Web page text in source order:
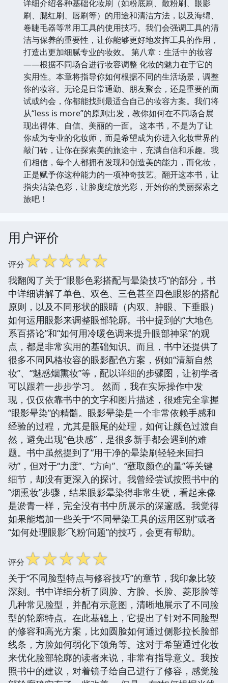
详细介绍各种基础化妆刷（如粉底刷、散粉刷、眼影
刷、腮红刷、唇刷等）的用途和清洁方法，以及海绵、
卷睫毛器等常用工具的使用技巧。我们会强调工具的清
洁与保养的重要性，让你能够更好地发挥工具的作用，
打造出更加细腻专业的妆效。 第八章：生活中的妆容
——根据不同场合进行妆容调整 化妆的魅力在于它的
实用性。本章将指导你如何根据不同的生活场景，调整
你的妆容。无论是日常通勤、朋友聚会，还是重要的面
试或约会，你都能找到最适合自己的妆容方案。我们将
从“less is more”的原则出发，教你如何在不同场合展
现出得体、自信、美丽的一面。 这本书，不是为了让
你成为专业的化妆师，而是希望成为你进入化妆世界的
敲门砖，让你在探索美的旅途中，充满自信和乐趣。我
们相信，每个人都拥有发现和创造美的能力，而化妆，
正是赋予你这种能力的一项神奇技艺。翻开这本书，让
指尖沾染色彩，让脸庞绽放光彩，开始你的美丽探索之
旅吧！
用户评价
评分☆☆☆☆☆
我翻阅了关于“眼影色彩搭配与晕染技巧”的部分，书
中详细讲解了单色、双色、三色甚至四色眼影的搭配
原则，以及不同形状的眼睛（内双、肿眼、下垂眼）
如何运用眼影来调整眼部轮廓。书中提到的“大地色
系百搭论”和“如何用冷暖色调来提升眼部神采”的观
点，都是非常实用的基础知识。而且，书中还提供了
很多不同风格妆容的眼影配色方案，例如“清新自然
妆”、“魅惑烟熏妆”等，配以详细的步骤图，让初学者
可以跟着一步步学习。 然而，我在实际操作中发
现，仅仅依靠书中的文字和图片描述，很难完全掌握
“眼影晕染”的精髓。眼影晕染是一个非常依赖手感和
经验的过程，尤其是眼尾的处理，如何让颜色过渡自
然，避免出现“色块感”，是很多新手都会遇到的难
题。书中虽然提到了“用干净的晕染刷轻轻来回扫
动”，但对于“力度”、“方向”、“蘸取颜色的量”等关键
细节，却没有更深入的探讨。我曾经尝试按照书中的
“烟熏妆”步骤，结果眼影晕染得非常生硬，看起来像
是淤青一样，完全没有书中所展示的深邃感。我觉得
如果能增加一些关于“不同晕染工具的运用区别”或者
“如何处理眼影‘飞粉’问题”的技巧，会更有帮助。
评分☆☆☆☆☆
关于“不同脸型特点与修容技巧”的章节，我印象比较
深刻。书中详细分析了圆脸、方脸、长脸、菱形脸等
几种常见脸型，并配有示意图，清晰地展示了不同脸
型的轮廓特点。在此基础上，它提出了针对不同脸型
的修容和高光方案，比如圆脸如何通过侧影拉长脸部
线条，方脸如何弱化下颌角等。这对于希望通过化妆
来优化脸部轮廓的读者来说，非常有指导意义。我按
照书中的建议，对着镜子给自己进行了修容，感觉脸